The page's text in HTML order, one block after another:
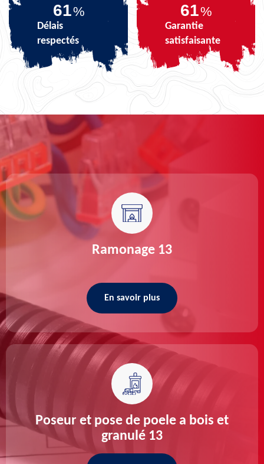
74%
Délais
respectés
74%
Garantie
satisfaisante
Ramonage 13
En savoir plus
Poseur et pose de poele a bois et
granulé 13